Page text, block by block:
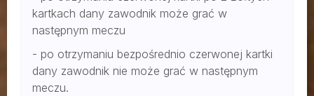
kartkach dany zawodnik może grać w
następnym meczu
- po otrzymaniu bezpośrednio czerwonej kartki
dany zawodnik nie może grać w następnym
meczu.